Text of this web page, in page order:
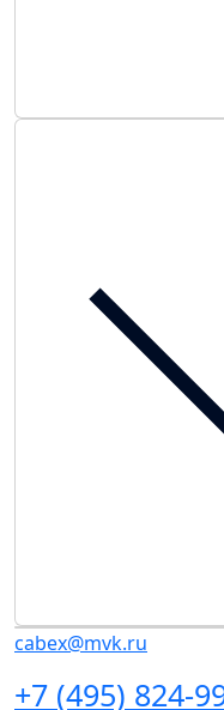
cabex@mvk.ru
+7 (495) 824-